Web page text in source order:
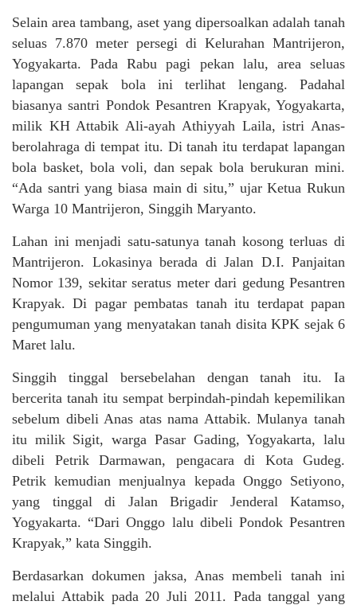
Selain area tambang, aset yang dipersoalkan adalah tanah
seluas 7.870 meter persegi di Kelurahan Mantrijeron,
Yogyakarta. Pada Rabu pagi pekan lalu, area seluas
lapangan sepak bola ini terlihat lengang. Padahal
biasanya santri Pondok Pesantren Krapyak, Yogyakarta,
milik KH Attabik Ali-ayah Athiyyah Laila, istri Anas-
berolahraga di tempat itu. Di tanah itu terdapat lapangan
bola basket, bola voli, dan sepak bola berukuran mini.
“Ada santri yang biasa main di situ,” ujar Ketua Rukun
Warga 10 Mantrijeron, Singgih Maryanto.
Lahan ini menjadi satu-satunya tanah kosong terluas di
Mantrijeron. Lokasinya berada di Jalan D.I. Panjaitan
Nomor 139, sekitar seratus meter dari gedung Pesantren
Krapyak. Di pagar pembatas tanah itu terdapat papan
pengumuman yang menyatakan tanah disita KPK sejak 6
Maret lalu.
Singgih tinggal bersebelahan dengan tanah itu. Ia
bercerita tanah itu sempat berpindah-pindah kepemilikan
sebelum dibeli Anas atas nama Attabik. Mulanya tanah
itu milik Sigit, warga Pasar Gading, Yogyakarta, lalu
dibeli Petrik Darmawan, pengacara di Kota Gudeg.
Petrik kemudian menjualnya kepada Onggo Setiyono,
yang tinggal di Jalan Brigadir Jenderal Katamso,
Yogyakarta. “Dari Onggo lalu dibeli Pondok Pesantren
Krapyak,” kata Singgih.
Berdasarkan dokumen jaksa, Anas membeli tanah ini
melalui Attabik pada 20 Juli 2011. Pada tanggal yang